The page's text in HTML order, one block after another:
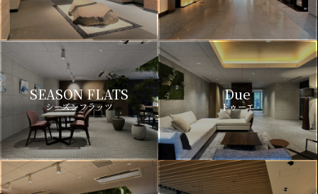
SEASON FLATS
シーズンフラッツ
Due
ドゥーエ